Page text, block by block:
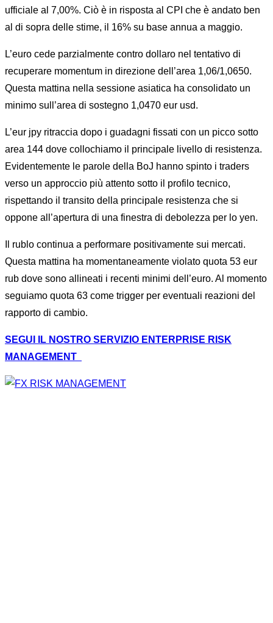
ufficiale al 7,00%. Ciò è in risposta al CPI che è andato ben
al di sopra delle stime, il 16% su base annua a maggio.
L’euro cede parzialmente contro dollaro nel tentativo di
recuperare momentum in direzione dell’area 1,06/1,0650.
Questa mattina nella sessione asiatica ha consolidato un
minimo sull’area di sostegno 1,0470 eur usd.
L’eur jpy ritraccia dopo i guadagni fissati con un picco sotto
area 144 dove collochiamo il principale livello di resistenza.
Evidentemente le parole della BoJ hanno spinto i traders
verso un approccio più attento sotto il profilo tecnico,
rispettando il transito della principale resistenza che si
oppone all’apertura di una finestra di debolezza per lo yen.
Il rublo continua a performare positivamente sui mercati.
Questa mattina ha momentaneamente violato quota 53 eur
rub dove sono allineati i recenti minimi dell’euro. Al momento
seguiamo quota 63 come trigger per eventuali reazioni del
rapporto di cambio.
SEGUI IL NOSTRO SERVIZIO ENTERPRISE RISK
MANAGEMENT